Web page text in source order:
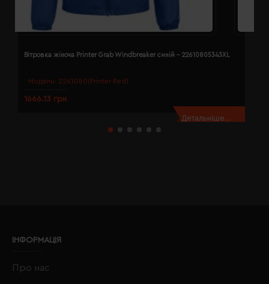
Модель: 2261080(Printer Red)
Вітровка жіноча Printer Grab Windbreaker синій - 22610805343XL
1666.13 грн
Детальніше...
ІНФОРМАЦІЯ
Про нас